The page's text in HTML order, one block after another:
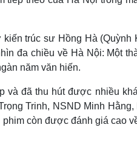
Gia đình
Sân khấu -
Văn học
Âm nhạc
trúc sư Hồng Hà
đa chiều về Hà Nội: Một
năm văn hiến.
và đã thu hút được nhiều
Trinh, NSND Minh
còn được đánh giá cao